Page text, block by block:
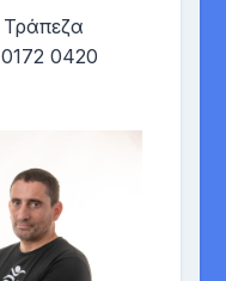
0420